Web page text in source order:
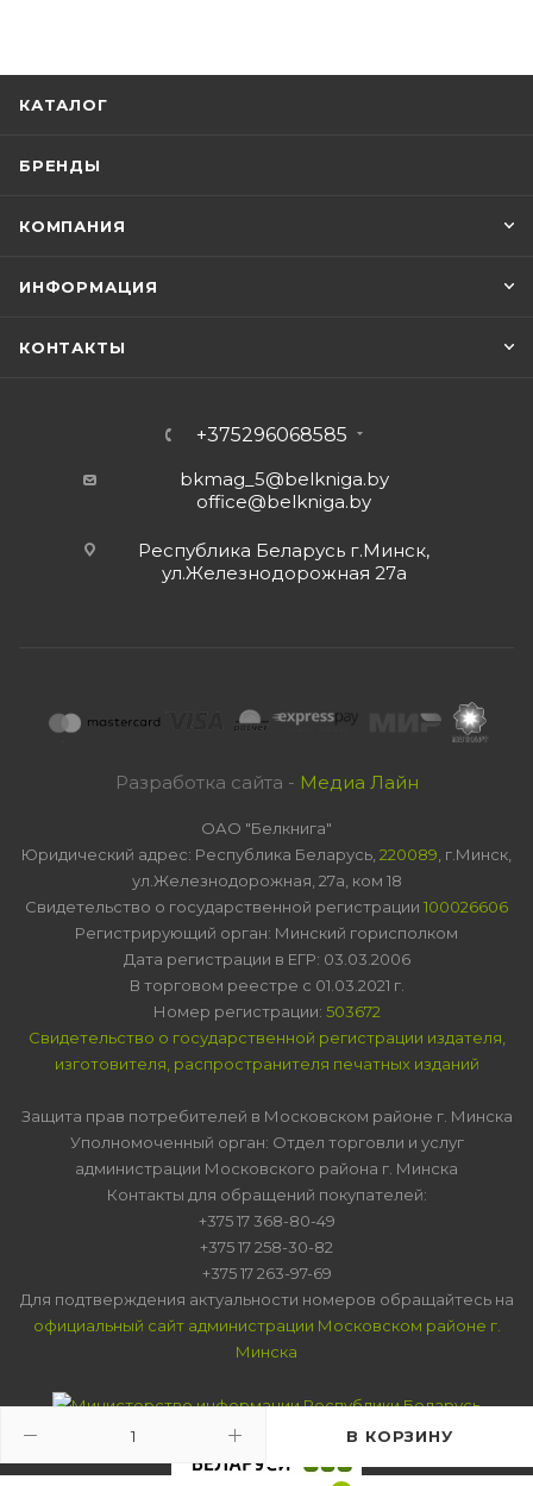
В КОРЗИНУ
КАТАЛОГ
БРЕНДЫ
КОМПАНИЯ
ИНФОРМАЦИЯ
КОНТАКТЫ
+375296068585
bkmag_5@belkniga.by
office@belkniga.by
Республика Беларусь г.Минск,
ул.Железнодорожная 27а
Разработка сайта - Медиа Лайн
ОАО "Белкнига"
Юридический адрес: Республика Беларусь, 220089 , г.Минск,
ул.Железнодорожная, 27а, ком 18
Свидетельство о государственной регистрации 100026606
Регистрирующий орган: Минский горисполком
Дата регистрации в ЕГР: 03.03.2006
В торговом реестре с 01.03.2021 г.
Номер регистрации: 503672
Свидетельство о государственной регистрации издателя,
изготовителя, распространителя печатных изданий
Защита прав потребителей в Московском районе г. Минска
Уполномоченный орган: Отдел торговли и услуг
администрации Московского района г. Минска
Контакты для обращений покупателей:
+375 17 368-80-49
+375 17 258-30-82
+375 17 263-97-69
Для подтверждения актуальности номеров обращайтесь на
официальный сайт администрации Московском районе г.
Минска